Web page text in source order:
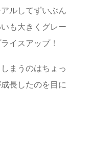
ルしてずいぶん
も大きくグレー
イスアップ！
まうのはちょっ
長したのを目に